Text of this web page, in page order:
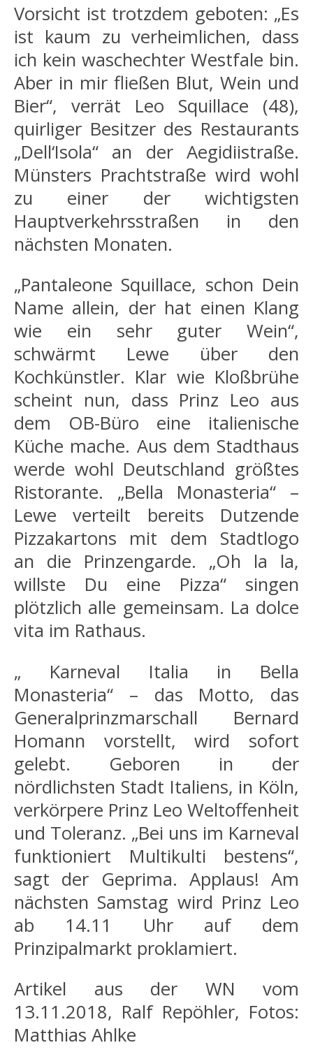
Vorsicht ist trotzdem geboten: „Es
ist kaum zu verheimlichen, dass
ich kein waschechter Westfale bin.
Aber in mir fließen Blut, Wein und
Bier“, verrät Leo Squillace (48),
quirliger Besitzer des Restaurants
„Dell‘Isola“ an der Aegidiistraße.
Münsters Prachtstraße wird wohl
zu einer der wichtigsten
Hauptverkehrsstraßen in den
nächsten Monaten.
„Pantaleone Squillace, schon Dein
Name allein, der hat einen Klang
wie ein sehr guter Wein“,
schwärmt Lewe über den
Kochkünstler. Klar wie Kloßbrühe
scheint nun, dass Prinz Leo aus
dem OB-Büro eine italienische
Küche mache. Aus dem Stadthaus
werde wohl Deutschland größtes
Ristorante. „Bella Monasteria“ –
Lewe verteilt bereits Dutzende
Pizzakartons mit dem Stadtlogo
an die Prinzengarde. „Oh la la,
willste Du eine Pizza“ singen
plötzlich alle gemeinsam. La dolce
vita im Rathaus.
„ Karneval Italia in Bella
Monasteria“ – das Motto, das
Generalprinzmarschall Bernard
Homann vorstellt, wird sofort
gelebt. Geboren in der
nördlichsten Stadt Italiens, in Köln,
verkörpere Prinz Leo Weltoffenheit
und Toleranz. „Bei uns im Karneval
funktioniert Multikulti bestens“,
sagt der Geprima. Applaus! Am
nächsten Samstag wird Prinz Leo
ab 14.11 Uhr auf dem
Prinzipalmarkt proklamiert.
Artikel aus der WN vom
13.11.2018, Ralf Repöhler, Fotos:
Matthias Ahlke